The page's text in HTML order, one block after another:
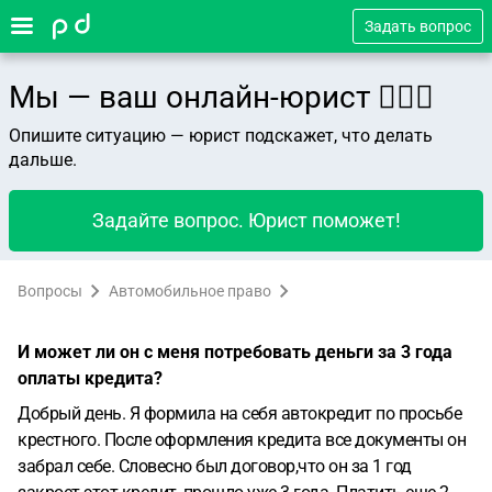
Задать вопрос
Мы — ваш онлайн-юрист 👨🏻‍⚖️
Опишите ситуацию — юрист подскажет, что делать
дальше.
Задайте вопрос. Юрист поможет!
Вопросы Автомобильное право
И может ли он с меня потребовать деньги за 3 года
оплаты кредита?
Добрый день. Я формила на себя автокредит по просьбе
крестного. После оформления кредита все документы он
забрал себе. Словесно был договор,что он за 1 год